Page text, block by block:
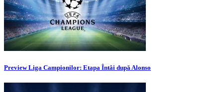
Preview Liga Campionilor: Etapa Întâi după Alonso